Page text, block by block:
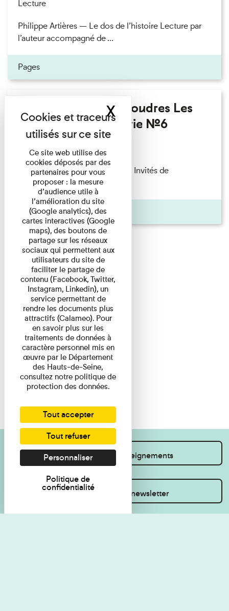
Lecture
Philippe Artières — Le dos de l’histoire Lecture par
l’auteur accompagné de ...
Pages
Fanny Taillandier - Foudres Les
Invités de l’Imprimerie n°6
Lecture
Fanny Taillandier – Foudres Les Invités de
l’Imprimerie n°6 Lecture ...
Pages
Je souhaite des renseignements
Inscrivez-vous à la newsletter
Ce site web utilise des
cookies déposés par des
partenaires pour vous
proposer : la mesure
d’audience utile à
l’amélioration du site
(Google analytics), des
cartes interactives (Google
maps), des boutons de
partage sur les réseaux
sociaux qui permettent aux
utilisateurs du site de
faciliter le partage de
contenu (Facebook, Twitter,
Instagram, Linkedin), un
service permettant de
rendre les documents plus
attractifs (Calameo). Pour
en savoir plus sur les
traitements de données à
caractère personnel mis en
œuvre par le Département
des Hauts-de-Seine,
consultez notre politique de
protection des données.
Tout accepter
Tout refuser
Personnaliser
Politique de
confidentialité
XMasquer le